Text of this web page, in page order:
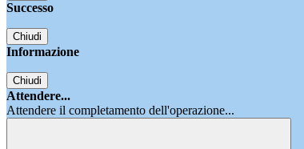
Successo
Chiudi
Informazione
Chiudi
Attendere...
Attendere il completamento dell'operazione...